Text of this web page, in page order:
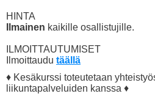
HINTA
Ilmainen kaikille osallistujille.
ILMOITTAUTUMISET
Ilmoittaudu täällä
♦ Kesäkurssi toteutetaan
liikuntapalveluiden kanssa ♦